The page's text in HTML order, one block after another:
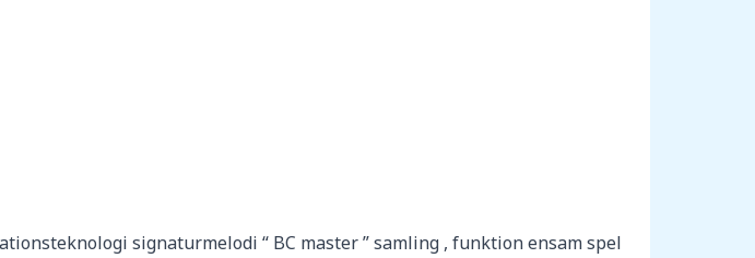
signaturmelodi “ BC master ” samling , funktion ensam spel